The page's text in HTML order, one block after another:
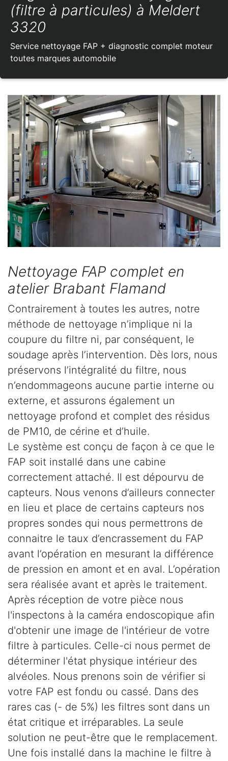
(filtre à particules) à Meldert
3320
Service nettoyage FAP + diagnostic complet moteur
toutes marques automobile
Nettoyage FAP complet en
atelier Brabant Flamand
Contrairement à toutes les autres, notre
méthode de nettoyage n’implique ni la
coupure du filtre ni, par conséquent, le
soudage après l’intervention. Dès lors, nous
préservons l’intégralité du filtre, nous
n’endommageons aucune partie interne ou
externe, et assurons également un
nettoyage profond et complet des résidus
de PM10, de cérine et d’huile.
Le système est conçu de façon à ce que le
FAP soit installé dans une cabine
correctement attaché. Il est dépourvu de
capteurs. Nous venons d’ailleurs connecter
en lieu et place de certains capteurs nos
propres sondes qui nous permettrons de
connaitre le taux d’encrassement du FAP
avant l’opération en mesurant la différence
de pression en amont et en aval. L’opération
sera réalisée avant et après le traitement.
Après réception de votre pièce nous
l'inspectons à la caméra endoscopique afin
d'obtenir une image de l'intérieur de votre
filtre à particules. Celle-ci nous permet de
déterminer l'état physique intérieur des
alvéoles. Nous prenons soin de vérifier si
votre FAP est fondu ou cassé. Dans des
rares cas (- de 5%) les filtres sont dans un
état critique et irréparables. La seule
solution ne peut-être que le remplacement.
Une fois installé dans la machine le filtre à